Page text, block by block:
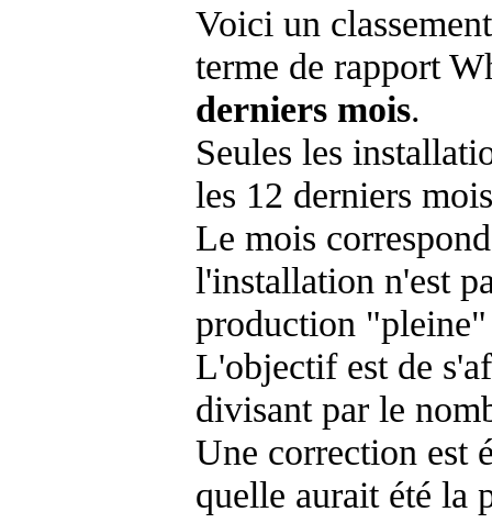
Voici un
terme de rapport
derniers mois.
Seules les
les 12 derniers
Le mois
l'installation n'est
production "pleine"
L'objectif est de
divisant par le
Une correction est
quelle aurait été la